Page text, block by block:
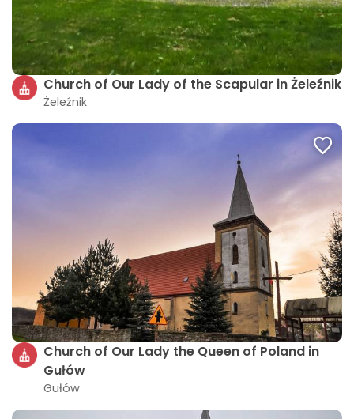
Church of Our Lady of the Scapular in Żeleźnik
Żeleźnik
Church of Our Lady the Queen of Poland in
Gułów
Gułów